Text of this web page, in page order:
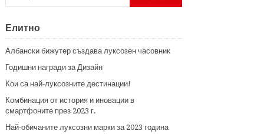
Елитно
Албански бижутер създава луксозен часовник
Годишни награди за Дизайн
Кои са най-луксозните дестинации!
Комбинация от история и иновации в
смартфоните през 2023 г.
Най-обичаните луксозни марки за 2023 година